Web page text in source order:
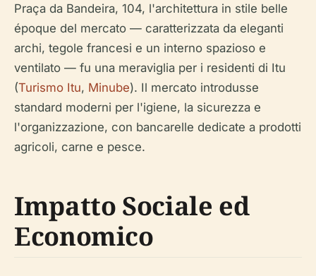
Praça da Bandeira, 104, l'architettura in stile belle
époque del mercato — caratterizzata da eleganti
archi, tegole francesi e un interno spazioso e
ventilato — fu una meraviglia per i residenti di Itu
(Turismo Itu, Minube). Il mercato introdusse
standard moderni per l'igiene, la sicurezza e
l'organizzazione, con bancarelle dedicate a prodotti
agricoli, carne e pesce.
Impatto Sociale ed
Economico